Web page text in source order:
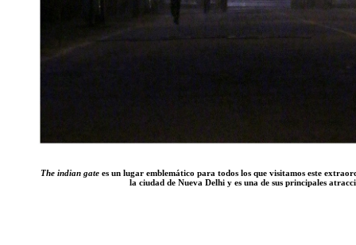
The indian gatees un lugar emblemático para todos los que visitamos este
la ciudad de Nueva Delhi y es una de sus principales